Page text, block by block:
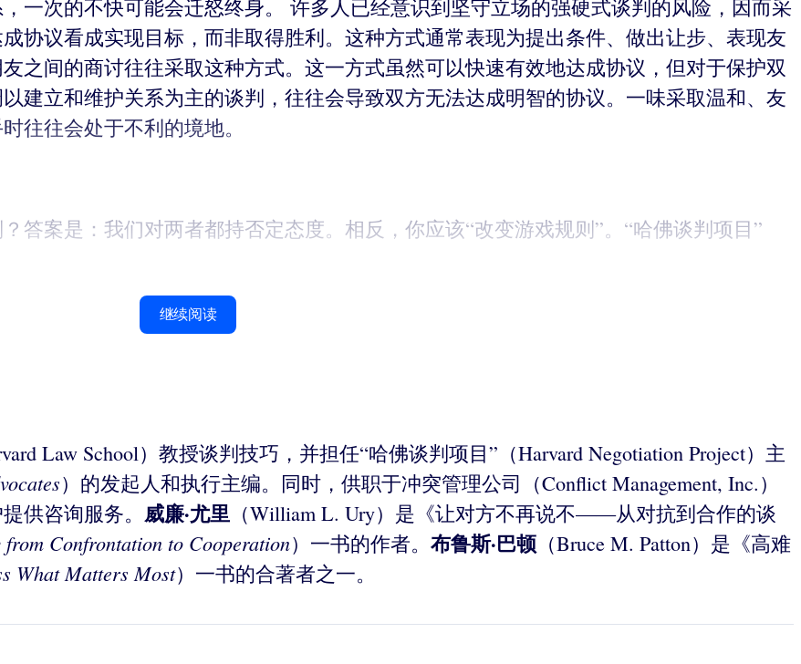
一次的不快可能会迁怒终身。 许多人已经意识到坚守立场的强硬式谈判的风险，因而采
协议看成实现目标，而非取得胜利。这种方式通常表现为提出条件、做出让步、表现友
之间的商讨往往采取这种方式。这一方式虽然可以快速有效地达成协议，但对于保护双
建立和维护关系为主的谈判，往往会导致双方无法达成明智的协议。一味采取温和、友
往往会处于不利的境地。
答案是：我们对两者都持否定态度。相反，你应该“改变游戏规则”。“哈佛谈判项目”
继续阅读
Law School）教授谈判技巧，并担任“哈佛谈判项目”（Harvard Negotiation Project）主
）的发起人和执行主编。同时，供职于冲突管理公司（Conflict Management, Inc.）
供咨询服务。 威廉·尤里 （William L. Ury）是《让对方不再说不——从对抗到合作的谈
Confrontation to Cooperation）一书的作者。 布鲁斯·巴顿 （Bruce M. Patton）是《高难
What Matters Most）一书的合著者之一。